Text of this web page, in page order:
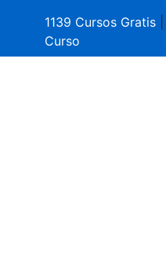
1139 Cursos Gratis
Curso